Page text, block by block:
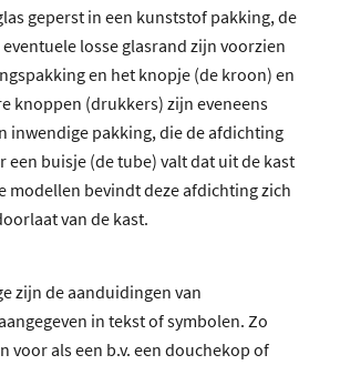
geperst in een kunststof pakking, de
losse glasrand zijn voorzien
en het knopje (de kroon) en
knoppen (drukkers) zijn eveneens
inwendige pakking, die de afdichting
een buisje (de tube) valt dat uit de kast
modellen bevindt deze afdichting zich
van de kast.
zijn de aanduidingen van
in tekst of symbolen. Zo
voor als een b.v. een douchekop of